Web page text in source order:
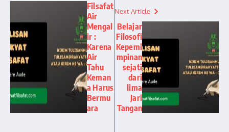
Filsafat
Air
Mengal
ir :
Karena
Air
Tahu
Keman
a Harus
Bermu
ara
Next Article
Belajar
Filosofi
Kepemi
mpinan
sejati
dari
lima
Jari
Tangan